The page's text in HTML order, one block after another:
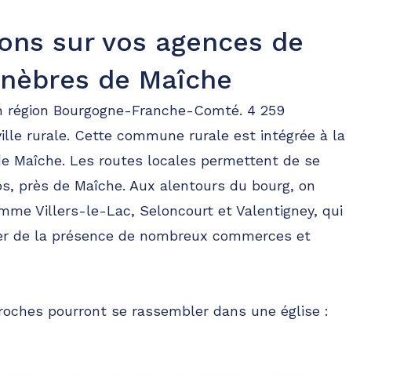
sur vos agences de
de Maîche
Bourgogne-Franche-Comté. 4 259
rurale. Cette commune rurale est intégrée à la
Maîche. Les routes locales permettent de se
près de Maîche. Aux alentours du bourg, on
Villers-le-Lac, Seloncourt et Valentigney, qui
de la présence de nombreux commerces et
pourront se rassembler dans une église :